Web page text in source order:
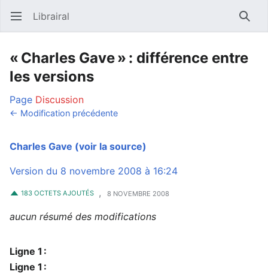
Ouvrir le menu principal Librairal
« Charles Gave » : différence entre
les versions
Page Discussion
← Modification précédente
Charles Gave (voir la source)
Version du 8 novembre 2008 à 16:24
183 OCTETS AJOUTÉS , 8 NOVEMBRE 2008
aucun résumé des modifications
Ligne 1 :
Ligne 1 :